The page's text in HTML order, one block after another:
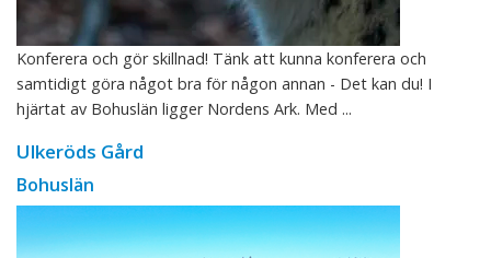
Konferera och gör skillnad! Tänk att kunna konferera och
samtidigt göra något bra för någon annan - Det kan du! I
hjärtat av Bohuslän ligger Nordens Ark. Med ...
Ulkeröds Gård
Bohuslän